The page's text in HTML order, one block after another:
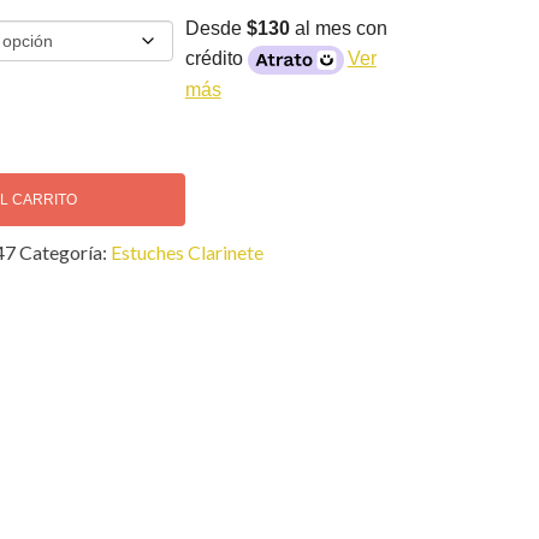
CARRITO
Desde $130al mes con
crédito
Ver
más
Categoría: Estuches Clarinete